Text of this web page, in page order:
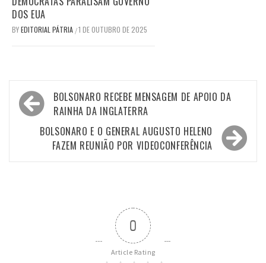
DOS EUA
BYEDITORIAL PÁTRIA /1 DE OUTUBRO DE 2025
Navegação
de
Post
BOLSONARO RECEBE MENSAGEM DE APOIO DA
RAINHA DA INGLATERRA
BOLSONARO E O GENERAL AUGUSTO HELENO
FAZEM REUNIÃO POR VIDEOCONFERÊNCIA
0
Article Rating